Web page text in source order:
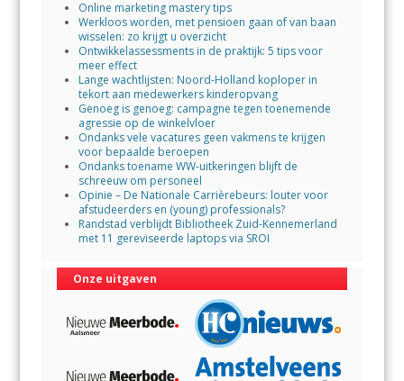
Online marketing mastery tips
Werkloos worden, met pensioen gaan of van baan
wisselen: zo krijgt u overzicht
Ontwikkelassessments in de praktijk: 5 tips voor
meer effect
Lange wachtlijsten: Noord-Holland koploper in
tekort aan medewerkers kinderopvang
Genoeg is genoeg: campagne tegen toenemende
agressie op de winkelvloer
Ondanks vele vacatures geen vakmens te krijgen
voor bepaalde beroepen
Ondanks toename WW-uitkeringen blijft de
schreeuw om personeel
Opinie – De Nationale Carrièrebeurs: louter voor
afstudeerders en (young) professionals?
Randstad verblijdt Bibliotheek Zuid-Kennemerland
met 11 gereviseerde laptops via SROI
Onze uitgaven